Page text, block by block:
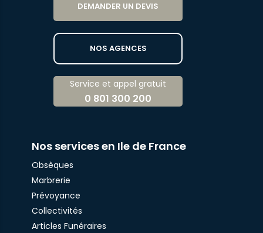
DEMANDER UN DEVIS
NOS AGENCES
Service et appel gratuit
0 801 300 200
Nos services en Ile de France
Obsèques
Marbrerie
Prévoyance
Collectivités
Articles Funéraires